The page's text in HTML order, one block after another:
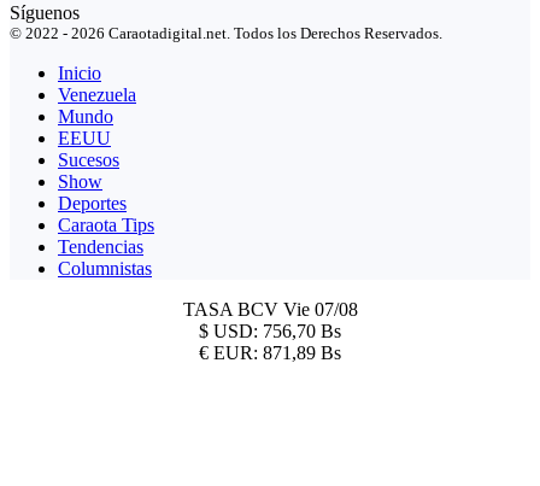
Síguenos
© 2022 - 2026 Caraotadigital.net. Todos los Derechos Reservados.
Inicio
Venezuela
Mundo
EEUU
Sucesos
Show
Deportes
Caraota Tips
Tendencias
Columnistas
TASA BCV Vie 07/08
$ USD: 756,70 Bs
€ EUR: 871,89 Bs